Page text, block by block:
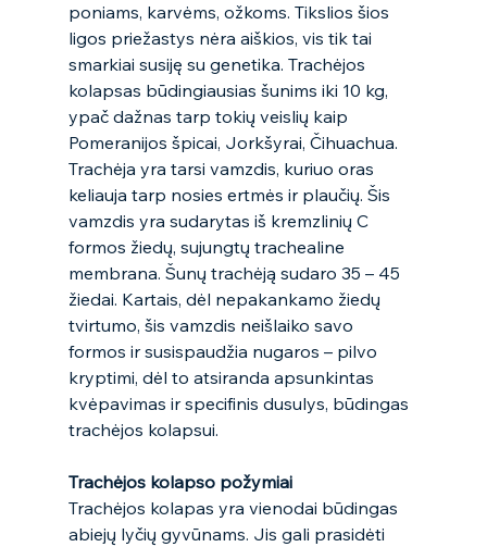
poniams, karvėms, ožkoms. Tikslios šios
ligos priežastys nėra aiškios, vis tik tai
smarkiai susiję su genetika. Trachėjos
kolapsas būdingiausias šunims iki 10 kg,
ypač dažnas tarp tokių veislių kaip
Pomeranijos špicai, Jorkšyrai, Čihuachua.
Trachėja yra tarsi vamzdis, kuriuo oras
keliauja tarp nosies ertmės ir plaučių. Šis
vamzdis yra sudarytas iš kremzlinių C
formos žiedų, sujungtų trachealine
membrana. Šunų trachėją sudaro 35 – 45
žiedai. Kartais, dėl nepakankamo žiedų
tvirtumo, šis vamzdis neišlaiko savo
formos ir susispaudžia nugaros – pilvo
kryptimi, dėl to atsiranda apsunkintas
kvėpavimas ir specifinis dusulys, būdingas
trachėjos kolapsui.
Trachėjos kolapso požymiai
Trachėjos kolapas yra vienodai būdingas
abiejų lyčių gyvūnams. Jis gali prasidėti